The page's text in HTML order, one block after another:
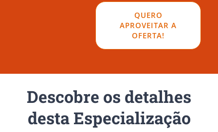
QUERO
APROVEITAR A
OFERTA!
Descobre os detalhes
desta Especialização